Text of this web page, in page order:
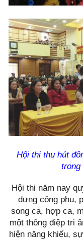
Hội thi thu hút
trong
Hội thi năm nay
dựng công phu,
song ca, hợp ca,
một thông điệp tri
hiện năng khiếu,